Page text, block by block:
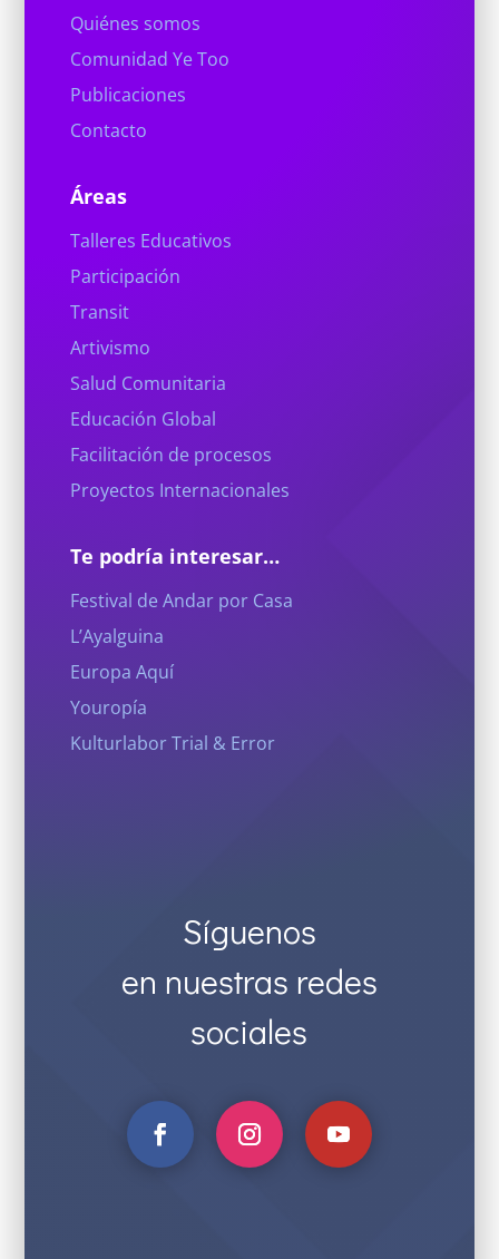
Quiénes somos
Comunidad Ye Too
Publicaciones
Contacto
Áreas
Talleres Educativos
Participación
Transit
Artivismo
Salud Comunitaria
Educación Global
Facilitación de procesos
Proyectos Internacionales
Te podría interesar…
Festival de Andar por Casa
L’Ayalguina
Europa Aquí
Youropía
Kulturlabor Trial & Error
Síguenos
en nuestras redes
sociales